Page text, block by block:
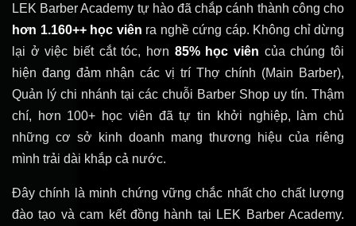
LEK Barber Academy tự hào đã chắp cánh thành công cho
hơn 1.160++ học viên ra nghề cứng cáp. Không chỉ dừng
lại ở việc biết cắt tóc, hơn 85% học viên của chúng tôi
hiện đang đảm nhận các vị trí Thợ chính (Main Barber),
Quản lý chi nhánh tại các chuỗi Barber Shop uy tín. Thậm
chí, hơn 100+ học viên đã tự tin khởi nghiệp, làm chủ
những cơ sở kinh doanh mang thương hiệu của riêng
mình trải dài khắp cả nước.
Đây chính là minh chứng vững chắc nhất cho chất lượng
đào tạo và cam kết đồng hành tại LEK Barber Academy.